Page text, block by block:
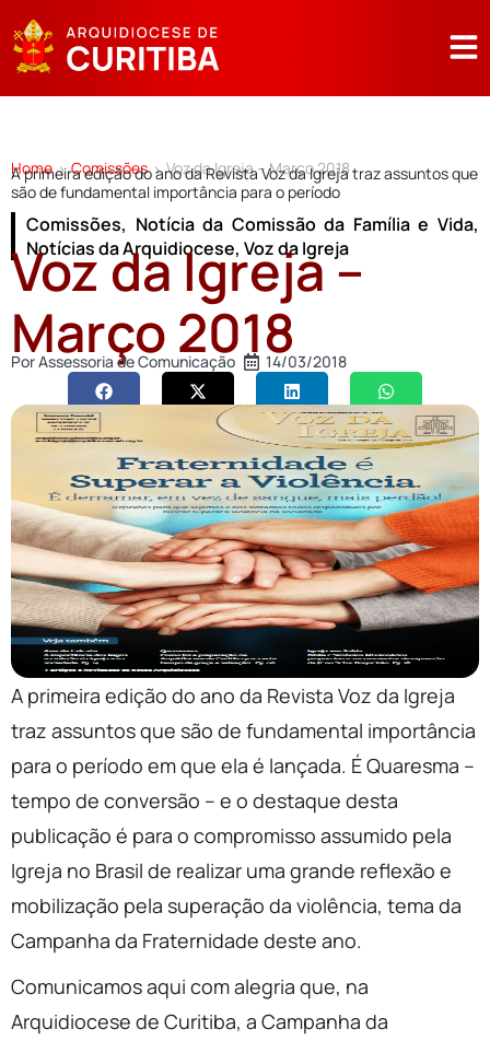
Home > Comissões > Voz da Igreja – Março 2018
A primeira edição do ano da Revista Voz da Igreja traz assuntos que
são de fundamental importância para o período
Comissões, Notícia da Comissão da Família e Vida,
Notícias da Arquidiocese, Voz da Igreja
Voz da Igreja –
Março 2018
PorAssessoria de Comunicação 14/03/2018
A primeira edição do ano da Revista Voz da Igreja
traz assuntos que são de fundamental importância
para o período em que ela é lançada. É Quaresma –
tempo de conversão – e o destaque desta
publicação é para o compromisso assumido pela
Igreja no Brasil de realizar uma grande reflexão e
mobilização pela superação da violência, tema da
Campanha da Fraternidade deste ano.
Comunicamos aqui com alegria que, na
Arquidiocese de Curitiba, a Campanha da